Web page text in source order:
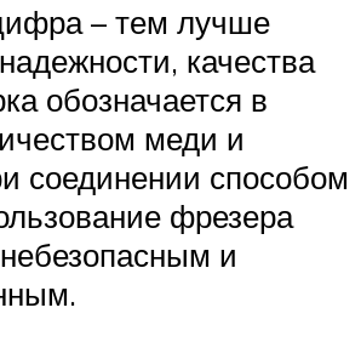
– тем лучше
качества
обозначается в
меди и
соединении способом
фрезера
и